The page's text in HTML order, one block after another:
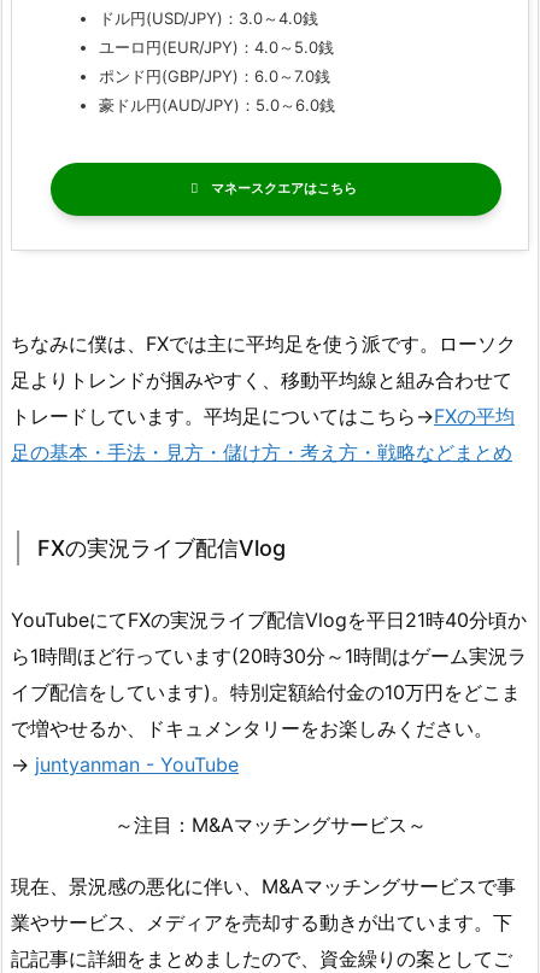
ドル円(USD/JPY)：3.0～4.0銭
ユーロ円(EUR/JPY)：4.0～5.0銭
ポンド円(GBP/JPY)：6.0～7.0銭
豪ドル円(AUD/JPY)：5.0～6.0銭
マネースクエア
ちなみに僕は、FXでは主に平均足を使う派です。ローソク
足よりトレンドが掴みやすく、移動平均線と組み合わせて
トレードしています。平均足についてはこちら→FXの平均
足の基本・手法・見方・儲け方・考え方・戦略などまとめ
FXの実況ライブ配信Vlog
YouTubeにてFXの実況ライブ配信Vlogを平日21時40分頃か
ら1時間ほど行っています(20時30分～1時間はゲーム実況ラ
イブ配信をしています)。特別定額給付金の10万円をどこま
で増やせるか、ドキュメンタリーをお楽しみください。
→ juntyanman - YouTube
～注目：M&Aマッチングサービス～
現在、景況感の悪化に伴い、M&Aマッチングサービスで事
業やサービス、メディアを売却する動きが出ています。下
記記事に詳細をまとめましたので、資金繰りの案としてご